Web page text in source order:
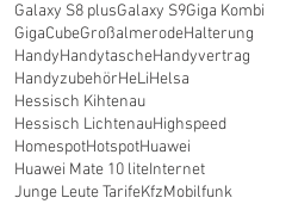
Galaxy S8 plusGalaxy S9Giga Kombi
GigaCubeGroßalmerodeHalterung
HandyHandytascheHandyvertrag
HandyzubehörHeLiHelsa
Hessisch Kihtenau
Hessisch LichtenauHighspeed
HomespotHotspotHuawei
Huawei Mate 10 liteInternet
Junge Leute TarifeKfzMobilfunk